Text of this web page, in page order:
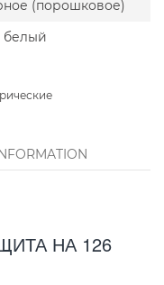
(порошковое)
белый
НА 126